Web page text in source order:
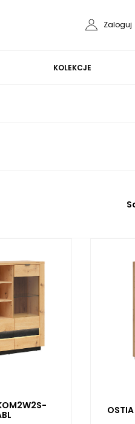
Zaloguj
KOLEKCJE